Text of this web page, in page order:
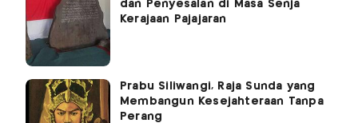
dan Penyesalan di Masa Senja
Kerajaan Pajajaran
Prabu Siliwangi, Raja Sunda yang
Membangun Kesejahteraan Tanpa
Perang